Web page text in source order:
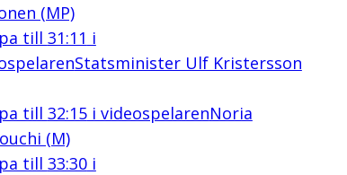
(MP)
till 31:11 i
Statsminister Ulf Kristersson
till 32:15i videospelarenNoria
(M)
till 33:30i